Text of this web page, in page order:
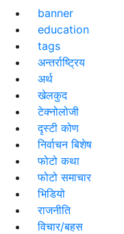
banner
education
tags
अन्तर्राष्ट्रिय
अर्थ
खेलकुद
टेक्नोलोजी
दृस्टी कोण
निर्वाचन बिशेष
फोटो कथा
फोटो समाचार
भिडियो
राजनीति
विचार/बहस